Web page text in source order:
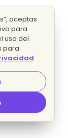
aceptas
para
uso del
para